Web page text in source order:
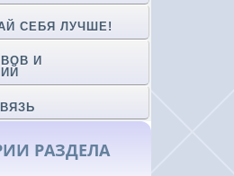
СЕБЯ ЛУЧШЕ!
И
РАЗДЕЛА